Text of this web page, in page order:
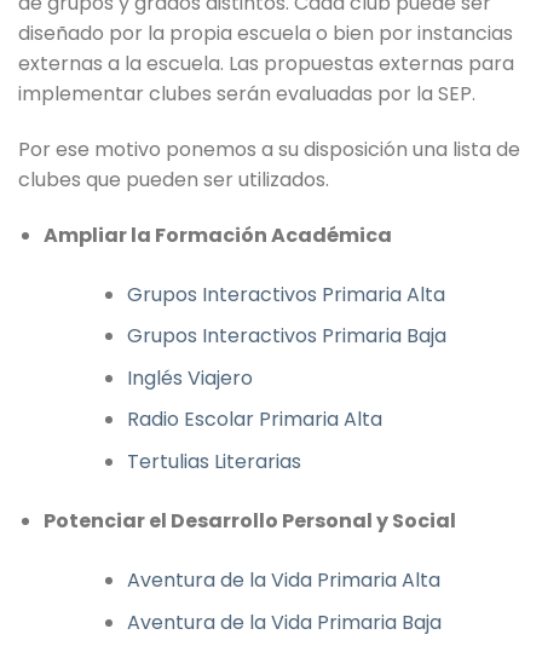
diseñado por la propia escuela o bien por instancias
externas a la escuela. Las propuestas externas para
implementar clubes serán evaluadas por la SEP.
Por ese motivo ponemos a su disposición una lista de
clubes que pueden ser utilizados.
Ampliar la Formación Académica
Grupos Interactivos Primaria Alta
Grupos Interactivos Primaria Baja
Inglés Viajero
Radio Escolar Primaria Alta
Tertulias Literarias
Potenciar el Desarrollo Personal y Social
Aventura de la Vida Primaria Alta
Aventura de la Vida Primaria Baja